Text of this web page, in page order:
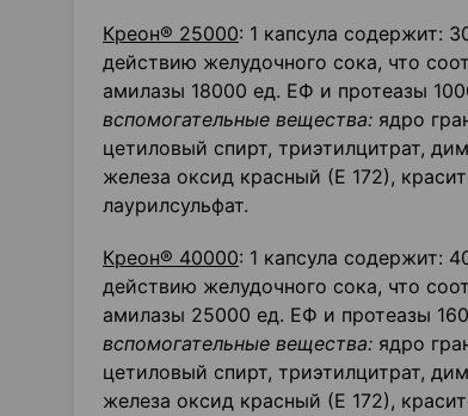
Креон® 25000: 1 капсула содержит:
действию желудочного сока, что
амилазы 18000 ед. ЕФ и протеазы
вспомогательные вещества: ядро
цетиловый спирт, триэтилцитрат,
железа оксид красный (Е 172),
лаурилсульфат.
Креон® 40000: 1 капсула содержит:
действию желудочного сока, что
амилазы 25000 ед. ЕФ и протеазы
вспомогательные вещества: ядро
цетиловый спирт, триэтилцитрат,
железа оксид красный (Е 172),